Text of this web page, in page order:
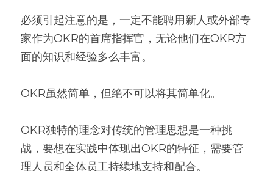
必须引起注意的是，一定不能聘用新人或外部专
家作为OKR的首席指挥官，无论他们在OKR方
面的知识和经验多么丰富。
OKR虽然简单，但绝不可以将其简单化。
OKR独特的理念对传统的管理思想是一种挑
战，要想在实践中体现出OKR的特征，需要管
理人员和全体员工持续地支持和配合。